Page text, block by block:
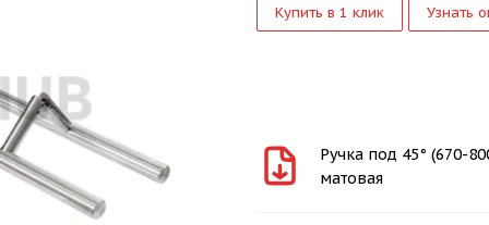
Купить в 1 клик Узнать
Ручка под 45° (670-
матовая